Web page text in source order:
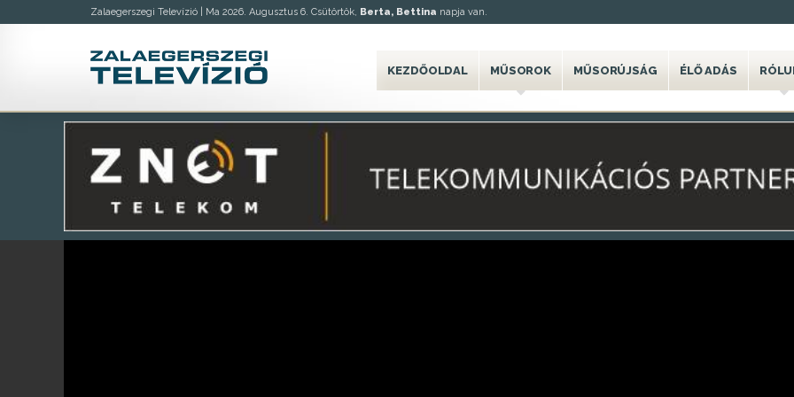
Zalaegerszegi Televízió | Ma 2026. Augusztus 6. Csütörtök, Berta, Bettina napja van.
KEZDŐOLDAL MŰSOROK MŰSORÚJSÁG ÉLŐ ADÁS